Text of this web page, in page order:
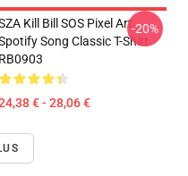
Kill Bill SOS Pixel Art
Song Classic T-Shirt
RB0903
€ - 28,06 €
-20%